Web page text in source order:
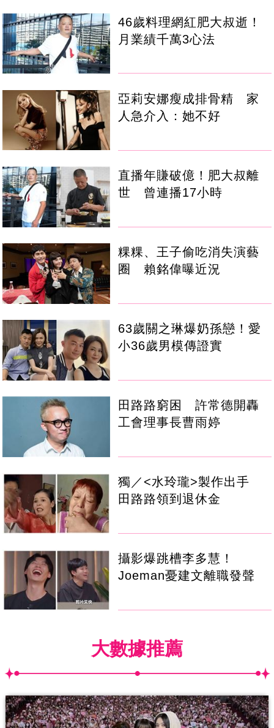
46歲料理網紅肥大叔逝！
月業績千萬3心法
亞莉安娜瘦成排骨精 家
人急介入：她不好
直播年賺破億！肥大叔離
世 曾連播17小時
粿粿、王子偷吃消失演藝
圈 賴銘偉曝近況
63歲關之琳爆奶孫戀！愛
小36歲男模傳證實
田路路窮困 許常德開轟
工會理事長曹雨婷
獨／<水玲瓏>製作出手
田路路領到退休金
攝影爆跳槽李多慧！
Joeman憂建文離職發聲
大數據推薦